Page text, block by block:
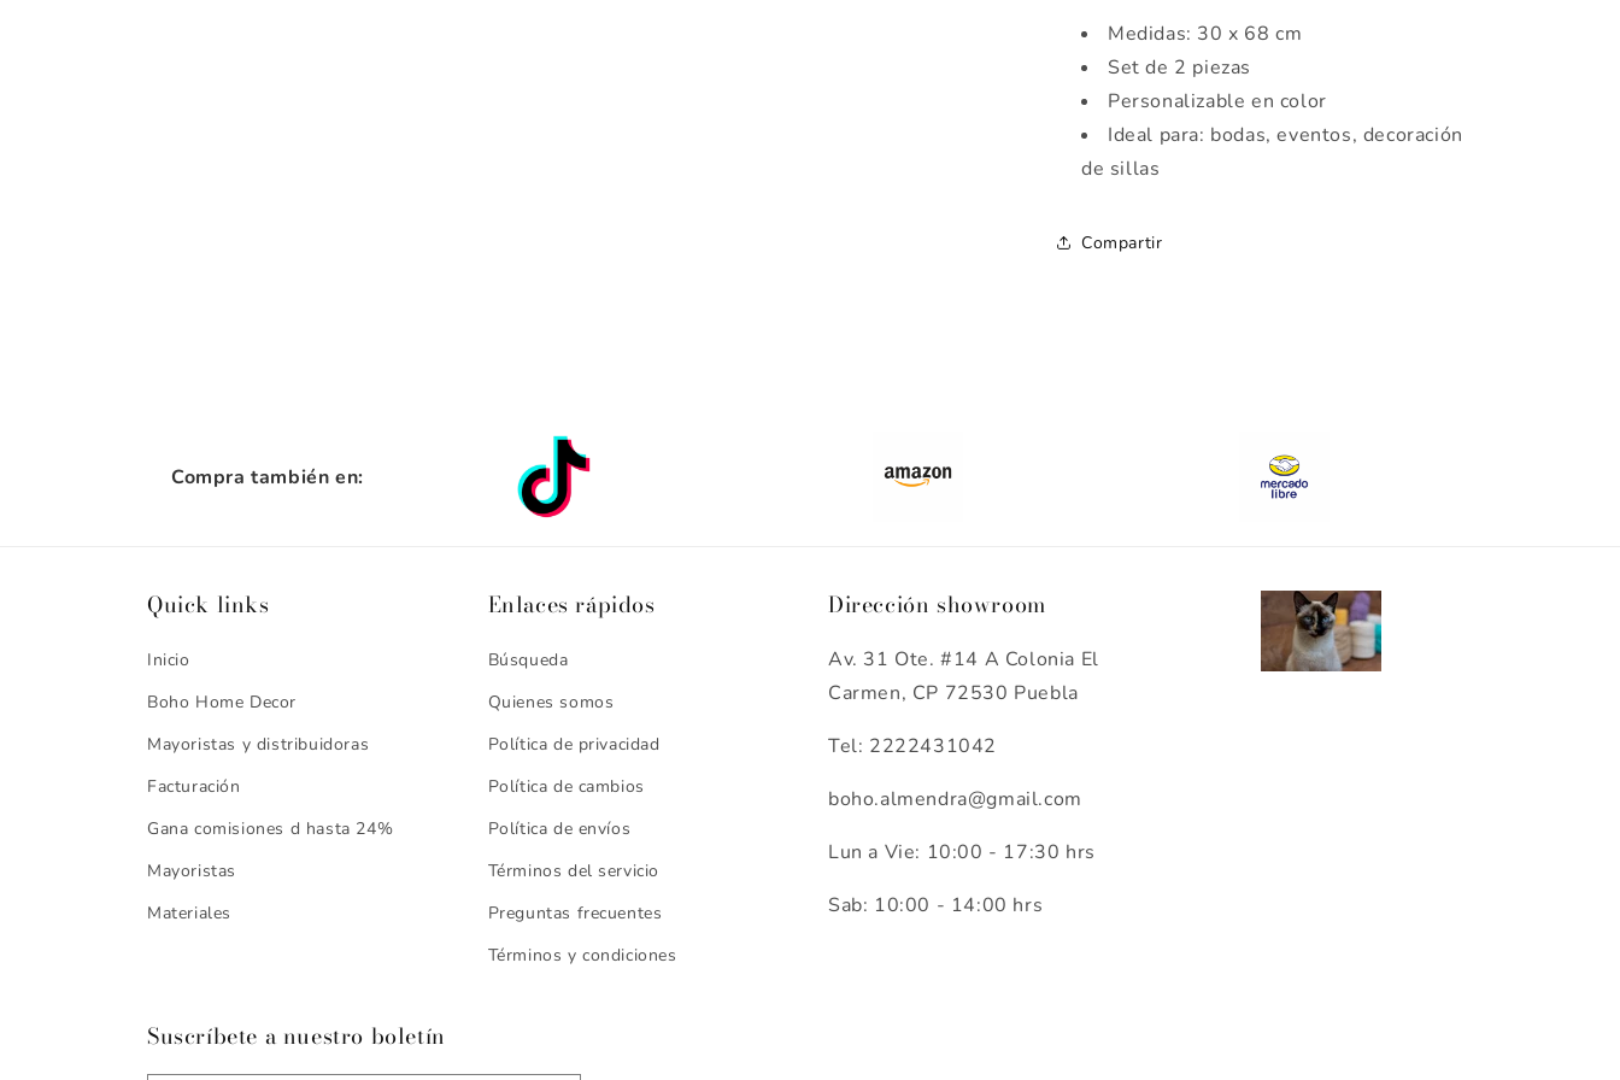
Medidas: 30 x 68 cm
Set de 2 piezas
Personalizable en color
Ideal para: bodas, eventos, decoración
de sillas
Compartir
Compra también en:
Quick links
Inicio
Boho Home Decor
Mayoristas y distribuidoras
Facturación
Gana comisiones d hasta 24%
Mayoristas
Materiales
Enlaces rápidos
Búsqueda
Quienes somos
Política de privacidad
Política de cambios
Política de envíos
Términos del servicio
Preguntas frecuentes
Términos y condiciones
Dirección showroom
Av. 31 Ote. #14 A Colonia El
Carmen, CP 72530 Puebla
Tel: 2222431042
boho.almendra@gmail.com
Lun a Vie: 10:00 - 17:30 hrs
Sab: 10:00 - 14:00 hrs
Suscríbete a nuestro boletín